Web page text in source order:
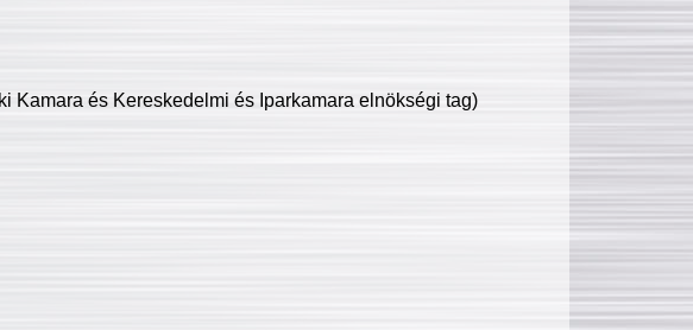
Kamara és Kereskedelmi és Iparkamara elnökségi tag)